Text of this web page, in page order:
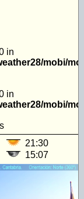
in
mobi/
in
mobi/
21:30
15:07